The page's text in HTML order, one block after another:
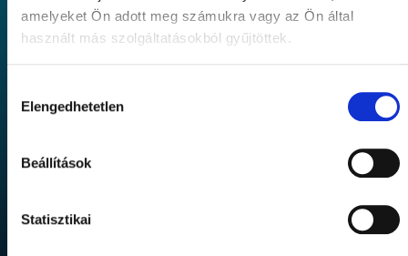
amelyeket Ön adott meg számukra vagy az Ön által
használt más szolgáltatásokból gyűjtöttek.
kiválasztása
Elengedhetetlen
Beállítások
Statisztikai
(EMA)
A lassú
gyorsítunk,
(MTA)
Folyamatosan
követjük a
változtatások
eredményeit
javaslatokat
adunk a
következő